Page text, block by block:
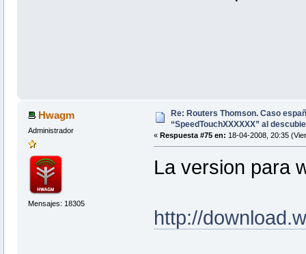
Hwagm
Administrador
Mensajes: 18305
Re: Routers Thomson. Caso
“SpeedTouchXXXXXX” al
« Respuesta #75 en: 18-04-2008, 20:35
La version para
http://